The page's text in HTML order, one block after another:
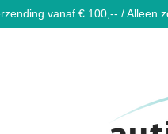
vanaf € 100,-- / Alleen